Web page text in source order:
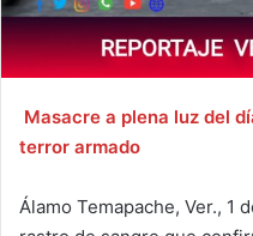
Masacre a plena luz del
terror armado
Álamo Temapache, Ver., 1